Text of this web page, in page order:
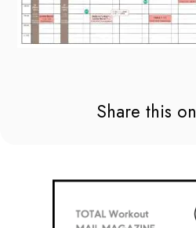
Share this on